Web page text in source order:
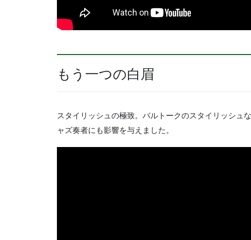
もう一つの白眉
スタイリッシュの極致。バルトークのスタイリッシュ
ャズ奏者にも影響を与えました。